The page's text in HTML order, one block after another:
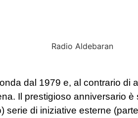
dal 1979 e, al contrario di
Il prestigioso anniversario è
serie di iniziative esterne